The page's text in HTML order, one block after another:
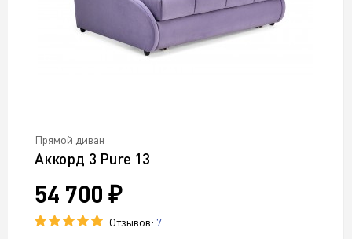
Прямой диван
Аккорд 3 Pure 13
54 700 ₽
Отзывов: 7